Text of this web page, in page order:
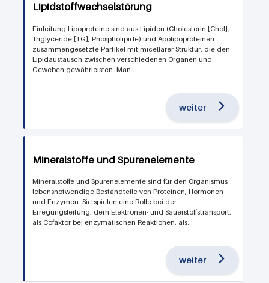
Lipidstoffwechselstörung
Einleitung Lipoproteine sind aus Lipiden (Cholesterin [Chol],
Triglyceride [TG], Phospholipide) und Apolipoproteinen
zusammengesetzte Partikel mit micellarer Struktur, die den
Lipidaustausch zwischen verschiedenen Organen und
Geweben gewährleisten. Man...
weiter
Mineralstoffe und Spurenelemente
Mineralstoffe und Spurenelemente sind für den Organismus
lebensnotwendige Bestandteile von Proteinen, Hormonen
und Enzymen. Sie spielen eine Rolle bei der
Erregungsleitung, dem Elektronen- und Sauerstoffstransport,
als Cofaktor bei enzymatischen Reaktionen, als...
weiter